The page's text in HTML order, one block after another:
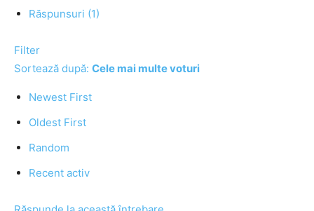
Răspunsuri (1)
Filter
Sortează după: Cele mai multe voturi
Newest First
Oldest First
Random
Recent activ